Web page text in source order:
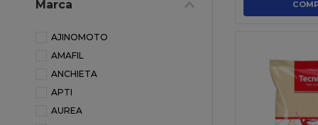
PRODUTOS DE LANCHO E
Marca
AJINOMOTO
AMAFIL
ANCHIETA
APTI
AUREA